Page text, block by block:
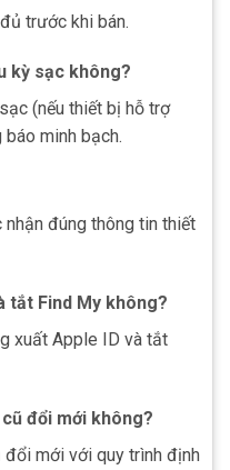
trước khi bán.
kỳ sạc không?
(nếu thiết bị hỗ trợ
minh bạch.
đúng thông tin thiết
tắt Find My không?
xuất Apple ID và tắt
đổi mới không?
mới với quy trình định